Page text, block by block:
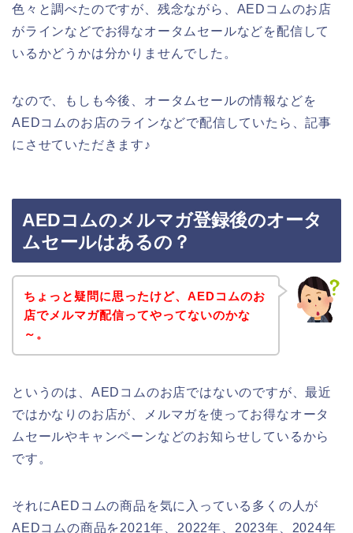
色々と調べたのですが、残念ながら、AEDコムのお店
がラインなどでお得なオータムセールなどを配信して
いるかどうかは分かりませんでした。
なので、もしも今後、オータムセールの情報などを
AEDコムのお店のラインなどで配信していたら、記事
にさせていただきます♪
AEDコムのメルマガ登録後のオータ
ムセールはあるの？
ちょっと疑問に思ったけど、AEDコムのお
店でメルマガ配信ってやってないのかな
～。
というのは、AEDコムのお店ではないのですが、最近
ではかなりのお店が、メルマガを使ってお得なオータ
ムセールやキャンペーンなどのお知らせしているから
です。
それにAEDコムの商品を気に入っている多くの人が
AEDコムの商品を2021年、2022年、2023年、2024年